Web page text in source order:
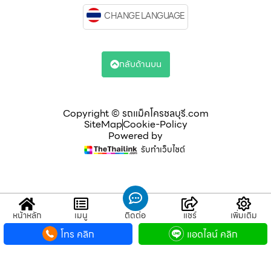
Copyright © รถแม็คโครชลบุรี.com
SiteMapCookie-Policy
Powered by
รับทำเว็บไซต์
CHANGE LANGUAGE
กลับด้านบน
หน้าหลัก เมนู ติดต่อ แชร์ เพิ่มเติม
โทร คลิก แอดไลน์ คลิก